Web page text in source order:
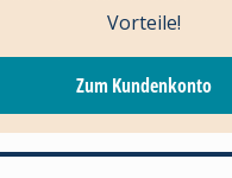
Vorteile!
Zum Kundenkonto